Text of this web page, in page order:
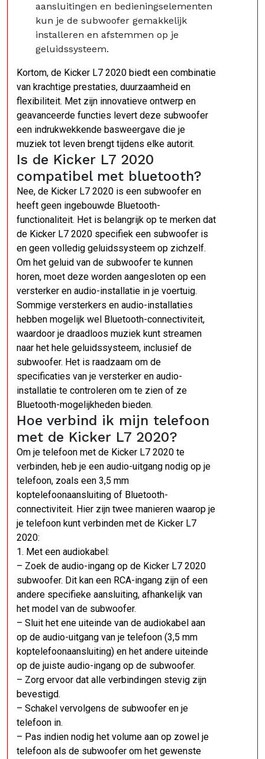
aansluitingen en bedieningselementen
kun je de subwoofer gemakkelijk
installeren en afstemmen op je
geluidssysteem.
Kortom, de Kicker L7 2020 biedt een combinatie
van krachtige prestaties, duurzaamheid en
flexibiliteit. Met zijn innovatieve ontwerp en
geavanceerde functies levert deze subwoofer
een indrukwekkende basweergave die je
muziek tot leven brengt tijdens elke autorit.
Is de Kicker L7 2020
compatibel met bluetooth?
Nee, de Kicker L7 2020 is een subwoofer en
heeft geen ingebouwde Bluetooth-
functionaliteit. Het is belangrijk op te merken dat
de Kicker L7 2020 specifiek een subwoofer is
en geen volledig geluidssysteem op zichzelf.
Om het geluid van de subwoofer te kunnen
horen, moet deze worden aangesloten op een
versterker en audio-installatie in je voertuig.
Sommige versterkers en audio-installaties
hebben mogelijk wel Bluetooth-connectiviteit,
waardoor je draadloos muziek kunt streamen
naar het hele geluidssysteem, inclusief de
subwoofer. Het is raadzaam om de
specificaties van je versterker en audio-
installatie te controleren om te zien of ze
Bluetooth-mogelijkheden bieden.
Hoe verbind ik mijn telefoon
met de Kicker L7 2020?
Om je telefoon met de Kicker L7 2020 te
verbinden, heb je een audio-uitgang nodig op je
telefoon, zoals een 3,5 mm
koptelefoonaansluiting of Bluetooth-
connectiviteit. Hier zijn twee manieren waarop je
je telefoon kunt verbinden met de Kicker L7
2020:
1. Met een audiokabel:
– Zoek de audio-ingang op de Kicker L7 2020
subwoofer. Dit kan een RCA-ingang zijn of een
andere specifieke aansluiting, afhankelijk van
het model van de subwoofer.
– Sluit het ene uiteinde van de audiokabel aan
op de audio-uitgang van je telefoon (3,5 mm
koptelefoonaansluiting) en het andere uiteinde
op de juiste audio-ingang op de subwoofer.
– Zorg ervoor dat alle verbindingen stevig zijn
bevestigd.
– Schakel vervolgens de subwoofer en je
telefoon in.
– Pas indien nodig het volume aan op zowel je
telefoon als de subwoofer om het gewenste